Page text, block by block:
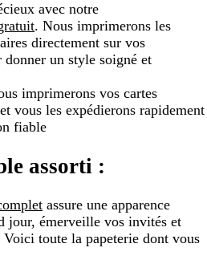
avec notre
. Nous imprimerons les
directement sur vos
un style soigné et
imprimerons vos cartes
vous les expédierons rapidement
fiable
assorti :
assure une apparence
jour, émerveille vos invités et
toute la papeterie dont vous